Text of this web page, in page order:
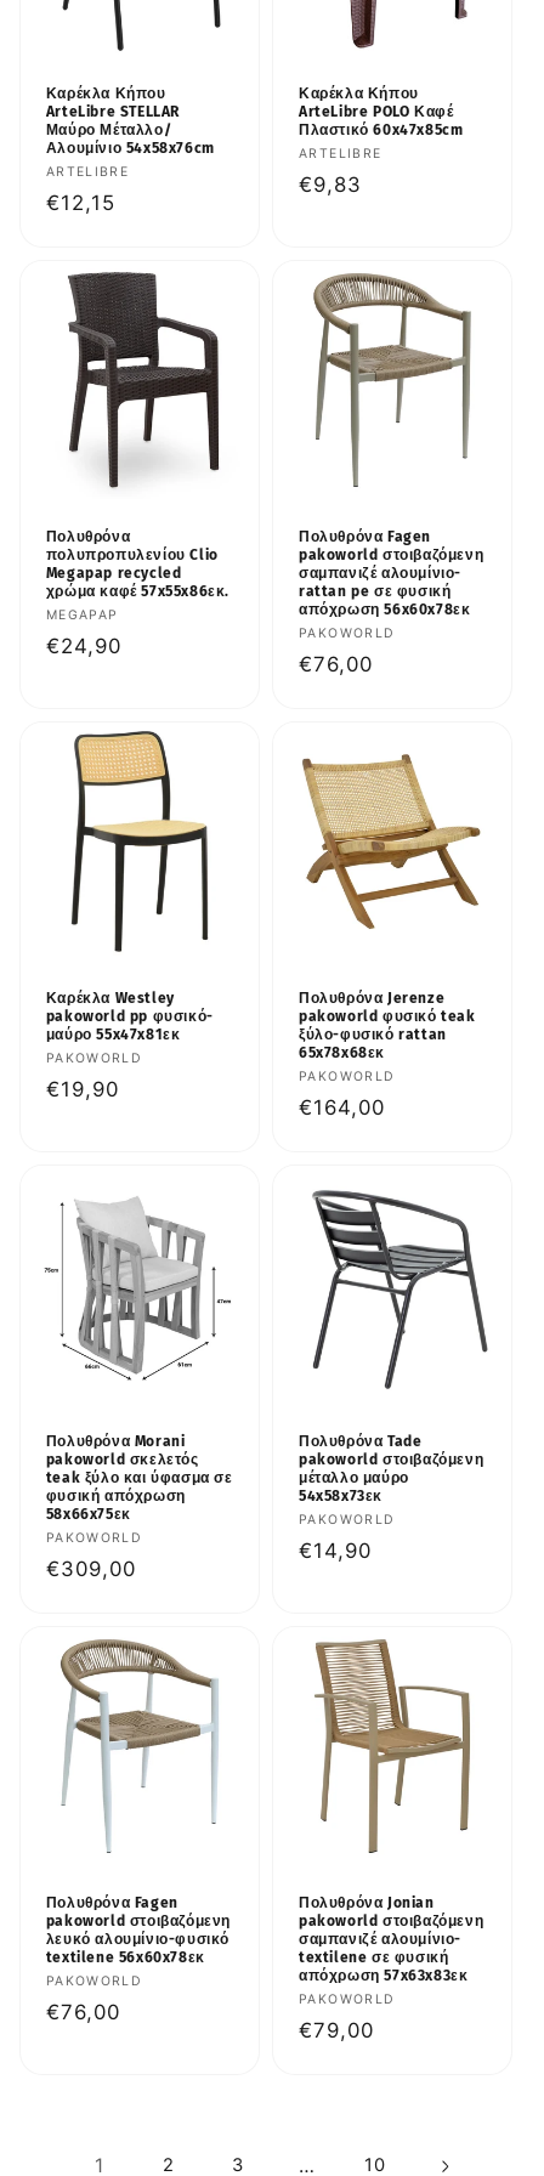
Καρέκλα Κήπου
ArteLibre STELLAR
Μαύρο Μέταλλο/
Αλουμίνιο 54x58x76cm
Προμηθευτής:
ARTELIBRE
Κανονική
€12,15
Καρέκλα Κήπου
ArteLibre POLO Καφέ
Πλαστικό 60x47x85cm
Προμηθευτής:
ARTELIBRE
Κανονική
€9,83
Πολυθρόνα
πολυπροπυλενίου Clio
Megapap recycled
χρώμα καφέ 57x55x86εκ.
Προμηθευτής:
MEGAPAP
Κανονική
€24,90
Πολυθρόνα Fagen
pakoworld στοιβαζόμενη
σαμπανιζέ αλουμίνιο-
rattan pe σε φυσική
απόχρωση 56x60x78εκ
Προμηθευτής:
PAKOWORLD
Κανονική
€76,00
Καρέκλα Westley
pakoworld pp φυσικό-
μαύρο 55x47x81εκ
Προμηθευτής:
PAKOWORLD
Κανονική
€19,90
Πολυθρόνα Jerenze
pakoworld φυσικό teak
ξύλο-φυσικό rattan
65x78x68εκ
Προμηθευτής:
PAKOWORLD
Κανονική
€164,00
Πολυθρόνα Morani
pakoworld σκελετός
teak ξύλο και ύφασμα σε
φυσική απόχρωση
58x66x75εκ
Προμηθευτής:
PAKOWORLD
Κανονική
€309,00
Πολυθρόνα Tade
pakoworld στοιβαζόμενη
μέταλλο μαύρο
54x58x73εκ
Προμηθευτής:
PAKOWORLD
Κανονική
€14,90
Πολυθρόνα Fagen
pakoworld στοιβαζόμενη
λευκό αλουμίνιο-φυσικό
textilene 56x60x78εκ
Προμηθευτής:
PAKOWORLD
Κανονική
€76,00
Πολυθρόνα Jonian
pakoworld στοιβαζόμενη
σαμπανιζέ αλουμίνιο-
textilene σε φυσική
απόχρωση 57x63x83εκ
Προμηθευτής:
PAKOWORLD
Κανονική
€79,00
1 2 3 … 10